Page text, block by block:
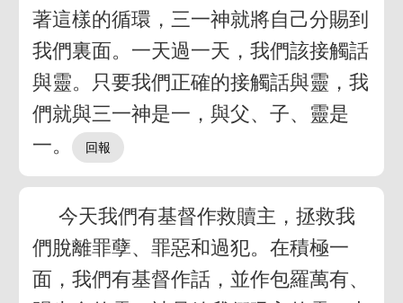
著這樣的循環，三一神就將自己分賜到
我們裏面。一天過一天，我們該接觸話
與靈。只要我們正確的接觸話與靈，我
們就與三一神是一，與父、子、靈是
一。
今天我們有基督作救贖主，拯救我
們脫離罪孽、罪惡和過犯。在積極一
面，我們有基督作話，並作包羅萬有、